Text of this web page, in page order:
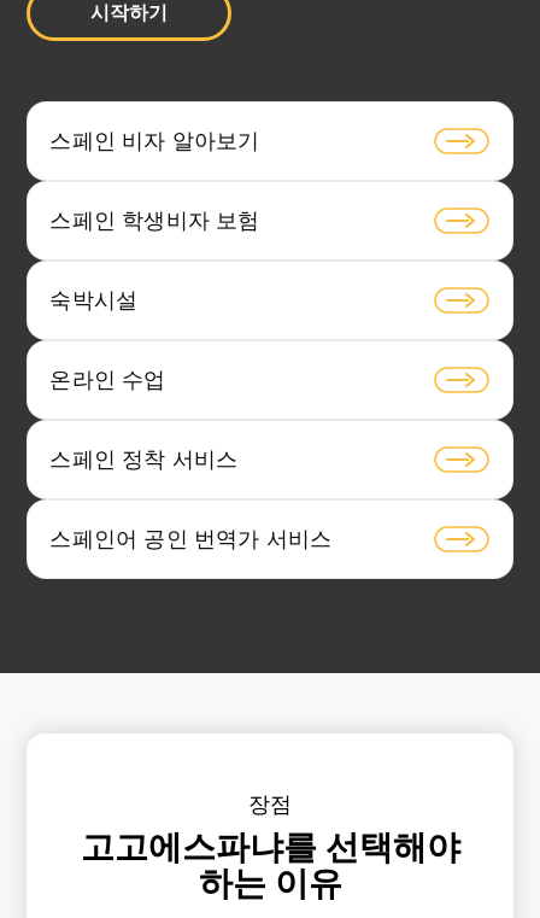
시작하기
스페인 비자 알아보기
스페인 학생비자 보험
숙박시설
온라인 수업
스페인 정착 서비스
스페인어 공인 번역가 서비스
장점
고고에스파냐를 선택해야
하는 이유